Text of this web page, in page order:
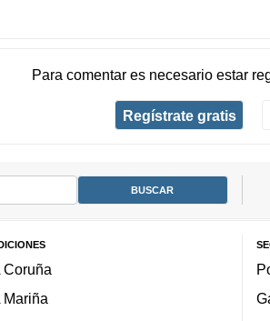
Para comentar es necesario estar
Regístrate gratis
Coruña
Mariña